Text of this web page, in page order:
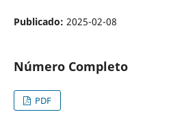
Publicado: 2025-02-08
Número Completo
PDF